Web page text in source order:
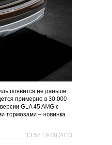
появится не раньше
примерно в 30.000
GLA 45 AMG с
тормозами – новинка
13:58 19.08.2013